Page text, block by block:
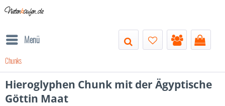
Nietenkaufen.de
Menü
Chunks
Hieroglyphen Chunk mit der Ägyptische
Göttin Maat